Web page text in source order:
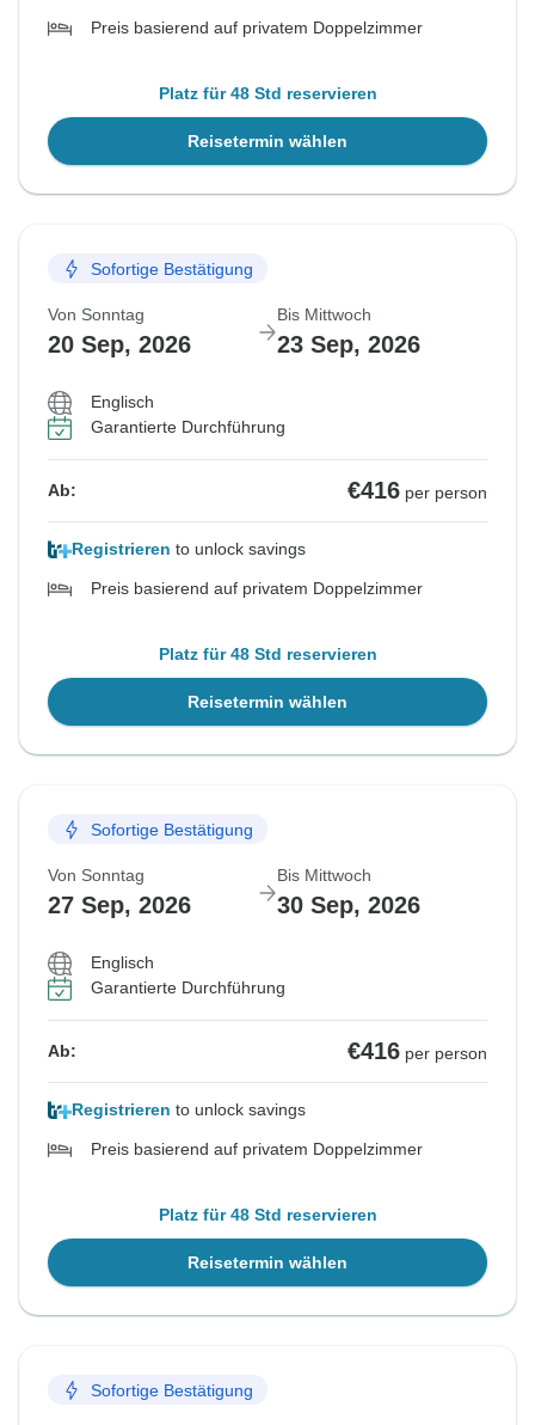
Preis basierend auf privatem Doppelzimmer
Platz für 48 Std reservieren
Reisetermin wählen
Sofortige Bestätigung
Von Sonntag
20 Sep, 2026
Bis Mittwoch
23 Sep, 2026
Englisch
Garantierte Durchführung
Ab: €416 per person
Registrieren to unlock savings
Preis basierend auf privatem Doppelzimmer
Platz für 48 Std reservieren
Reisetermin wählen
Sofortige Bestätigung
Von Sonntag
27 Sep, 2026
Bis Mittwoch
30 Sep, 2026
Englisch
Garantierte Durchführung
Ab: €416 per person
Registrieren to unlock savings
Preis basierend auf privatem Doppelzimmer
Platz für 48 Std reservieren
Reisetermin wählen
Sofortige Bestätigung